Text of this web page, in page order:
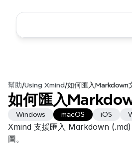
幫助/Using Xmind /如何匯入Markdown
如何匯入
Windows macOS iOS
Xmind 支援匯入 Markdown (.md)
圖。